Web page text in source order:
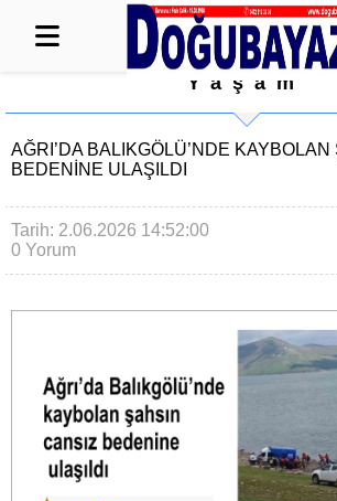
Yaşam
AĞRI’DA BALIKGÖLÜ’NDE
BEDENINE ULAŞILDI
Tarih: 2.06.2026 14:52:00
0 Yorum